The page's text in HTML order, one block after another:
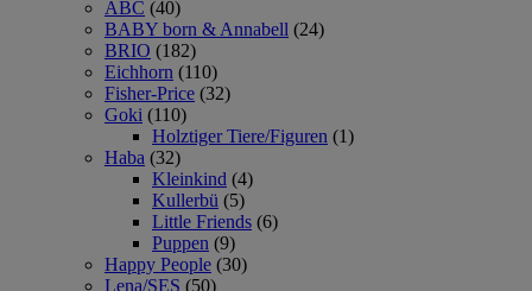
ABC (40)
BABY born & Annabell (24)
BRIO (182)
Eichhorn (110)
Fisher-Price (32)
Goki (110)
Holztiger Tiere/Figuren (1)
Haba (32)
Kleinkind (4)
Kullerbü (5)
Little Friends (6)
Puppen (9)
Happy People (30)
Lena/SES (50)